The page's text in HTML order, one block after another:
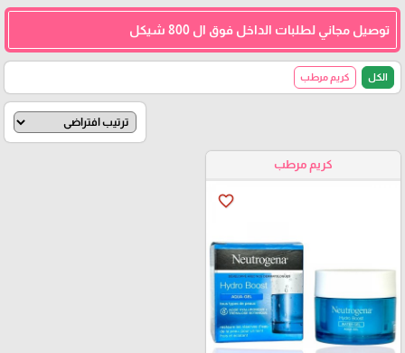
توصيل مجاني لطلبات الداخل فوق ال 800 شيكل
الكل كريم مرطب
كريم مرطب
favorite_border